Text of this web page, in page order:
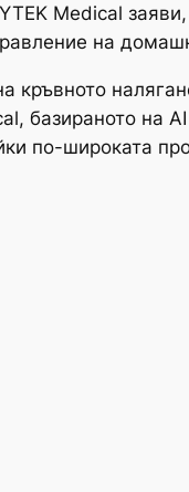
Medical
на
кръвното
базираното на
по-широката